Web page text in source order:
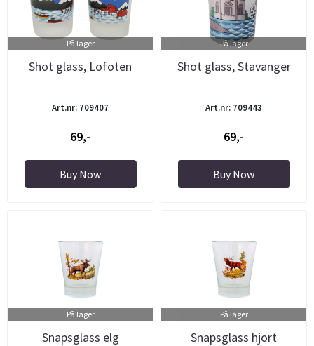
På lager
Shot glass, Lofoten
Art.nr: 709407
69,-
Buy Now
På lager
Shot glass, Stavanger
Art.nr: 709443
69,-
Buy Now
På lager
Snapsglass elg
På lager
Snapsglass hjort